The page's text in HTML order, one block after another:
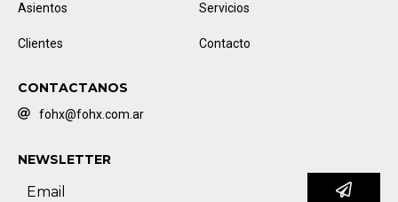
Asientos Servicios
Clientes Contacto
CONTACTANOS
fohx@fohx.com.ar
NEWSLETTER